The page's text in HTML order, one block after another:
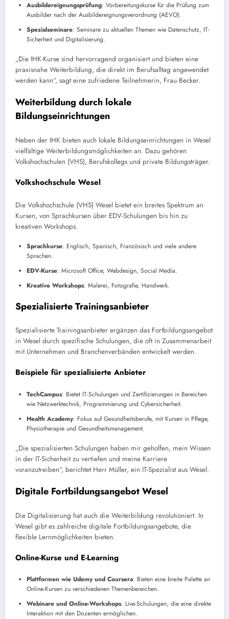
Ausbildereignungsprüfung: Vorbereitungskurse für die Prüfung zum
Ausbilder nach der Ausbildereignungsverordnung (AEVO).
Spezialseminare: Seminare zu aktuellen Themen wie Datenschutz, IT-
Sicherheit und Digitalisierung.
„Die IHK-Kurse sind hervorragend organisiert und bieten eine
praxisnahe Weiterbildung, die direkt im Berufsalltag angewendet
werden kann“, sagt eine zufriedene Teilnehmerin, Frau Becker.
Weiterbildung durch lokale
Bildungseinrichtungen
Neben der IHK bieten auch lokale Bildungseinrichtungen in Wesel
vielfältige Weiterbildungsmöglichkeiten an. Dazu gehören
Volkshochschulen (VHS), Berufskollegs und private Bildungsträger.
Volkshochschule Wesel
Die Volkshochschule (VHS) Wesel bietet ein breites Spektrum an
Kursen, von Sprachkursen über EDV-Schulungen bis hin zu
kreativen Workshops.
Sprachkurse: Englisch, Spanisch, Französisch und viele andere
Sprachen.
EDV-Kurse: Microsoft Office, Webdesign, Social Media.
Kreative Workshops: Malerei, Fotografie, Handwerk.
Spezialisierte Trainingsanbieter
Spezialisierte Trainingsanbieter ergänzen das Fortbildungsangebot
in Wesel durch spezifische Schulungen, die oft in Zusammenarbeit
mit Unternehmen und Branchenverbänden entwickelt werden.
Beispiele für spezialisierte Anbieter
TechCampus: Bietet IT-Schulungen und Zertifizierungen in Bereichen
wie Netzwerktechnik, Programmierung und Cybersicherheit.
Health Academy: Fokus auf Gesundheitsberufe, mit Kursen in Pflege,
Physiotherapie und Gesundheitsmanagement.
„Die spezialisierten Schulungen haben mir geholfen, mein Wissen
in der IT-Sicherheit zu vertiefen und meine Karriere
voranzutreiben“, berichtet Herr Müller, ein IT-Spezialist aus Wesel.
Digitale Fortbildungsangebot Wesel
Die Digitalisierung hat auch die Weiterbildung revolutioniert. In
Wesel gibt es zahlreiche digitale Fortbildungsangebote, die
flexible Lernmöglichkeiten bieten.
Online-Kurse und E-Learning
Plattformen wie Udemy und Coursera: Bieten eine breite Palette an
Online-Kursen zu verschiedenen Themenbereichen.
Webinare und Online-Workshops: Live-Schulungen, die eine direkte
Interaktion mit den Dozenten ermöglichen.